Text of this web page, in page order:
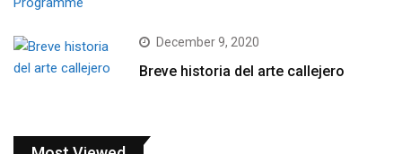
December 9, 2020
Breve historia del arte callejero